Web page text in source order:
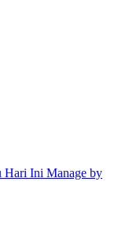
Hari Ini Manage by